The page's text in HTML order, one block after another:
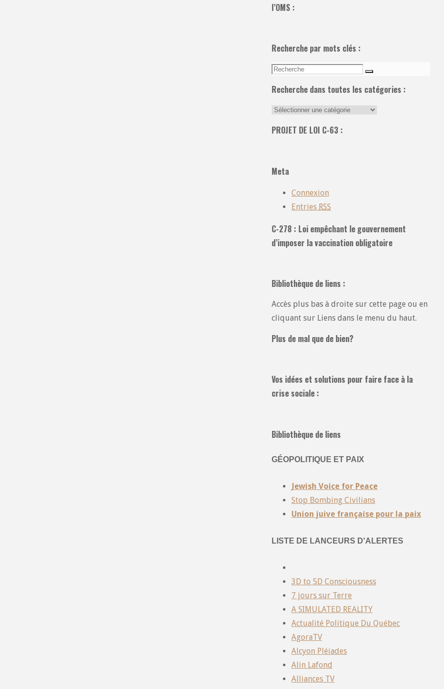
l’OMS :
Recherche par mots clés :
Recherche
Recherche
Recherche dans toutes les catégories :
Recherche
toutes
PROJET DE LOI C-63 :
Meta
Connexion
Entries RSS
C-278 : Loi empêchant le gouvernement
d’imposer la vaccination obligatoire
Bibliothèque de liens :
Accès plus bas à droite sur cette page ou en
cliquant sur Liens dans le menu du haut.
Plus de mal que de bien?
Vos idées et solutions pour faire face à la
crise sociale :
Bibliothèque de liens
GÉOPOLITIQUE ET PAIX
Jewish Voice for Peace
Stop Bombing Civilians
Union juive française pour la paix
LISTE DE LANCEURS D'ALERTES
3D to 5D Consciousness
7 jours sur Terre
A SIMULATED REALITY
Actualité Politique Du Québec
AgoraTV
Alcyon Pléiades
Alin Lafond
Alliances TV